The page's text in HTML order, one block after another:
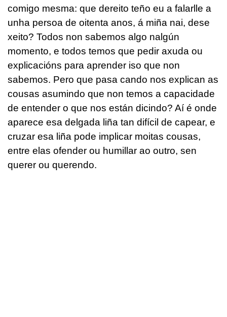
comigo mesma: que dereito teño eu a falarlle a
unha persoa de oitenta anos, á miña nai, dese
xeito? Todos non sabemos algo nalgún
momento, e todos temos que pedir axuda ou
explicacións para aprender iso que non
sabemos. Pero que pasa cando nos explican as
cousas asumindo que non temos a capacidade
de entender o que nos están dicindo? Aí é onde
aparece esa delgada liña tan difícil de capear, e
cruzar esa liña pode implicar moitas cousas,
entre elas ofender ou humillar ao outro, sen
querer ou querendo.